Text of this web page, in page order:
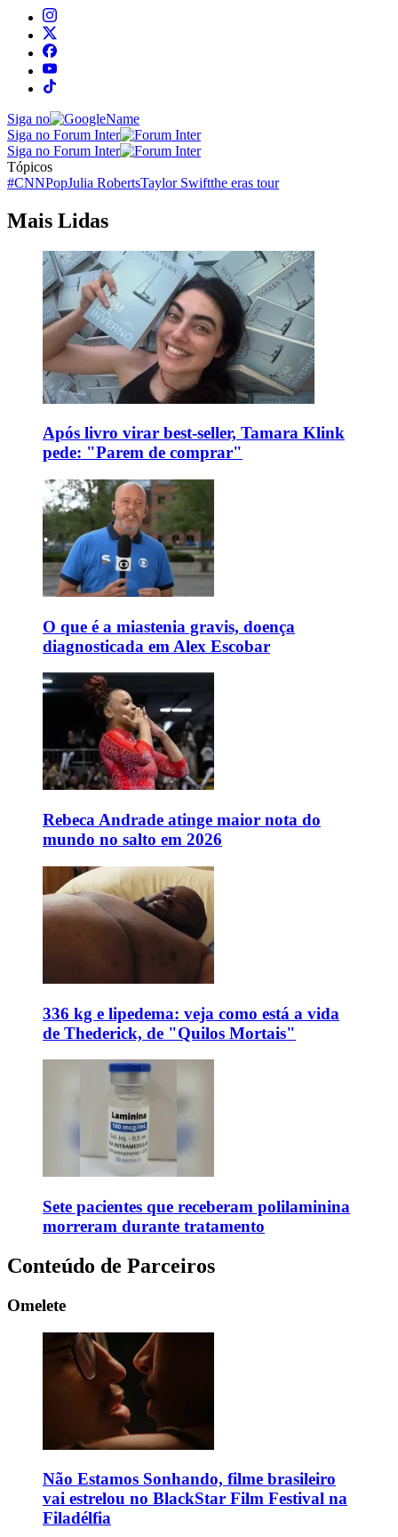
Siga no
Siga no Forum Inter
Siga no Forum Inter
Tópicos
#CNNPopJulia RobertsTaylor Swiftthe eras tour
Mais Lidas
Após livro virar best-seller, Tamara Klink
pede: "Parem de comprar"
O que é a miastenia gravis, doença
diagnosticada em Alex Escobar
Rebeca Andrade atinge maior nota do
mundo no salto em 2026
336 kg e lipedema: veja como está a vida
de Thederick, de "Quilos Mortais"
Sete pacientes que receberam polilaminina
morreram durante tratamento
Conteúdo de Parceiros
Omelete
Não Estamos Sonhando, filme brasileiro
vai estrelou no BlackStar Film Festival na
Filadélfia